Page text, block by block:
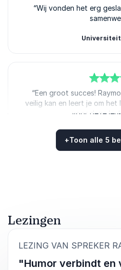
van 5
“Wij vonden het erg
van 5
“Een groot succes!
veilig kan en leert je om het
voor deze
+Toon alle 5
Lezingen
LEZING VAN SPREKER
"Humor verbindt en